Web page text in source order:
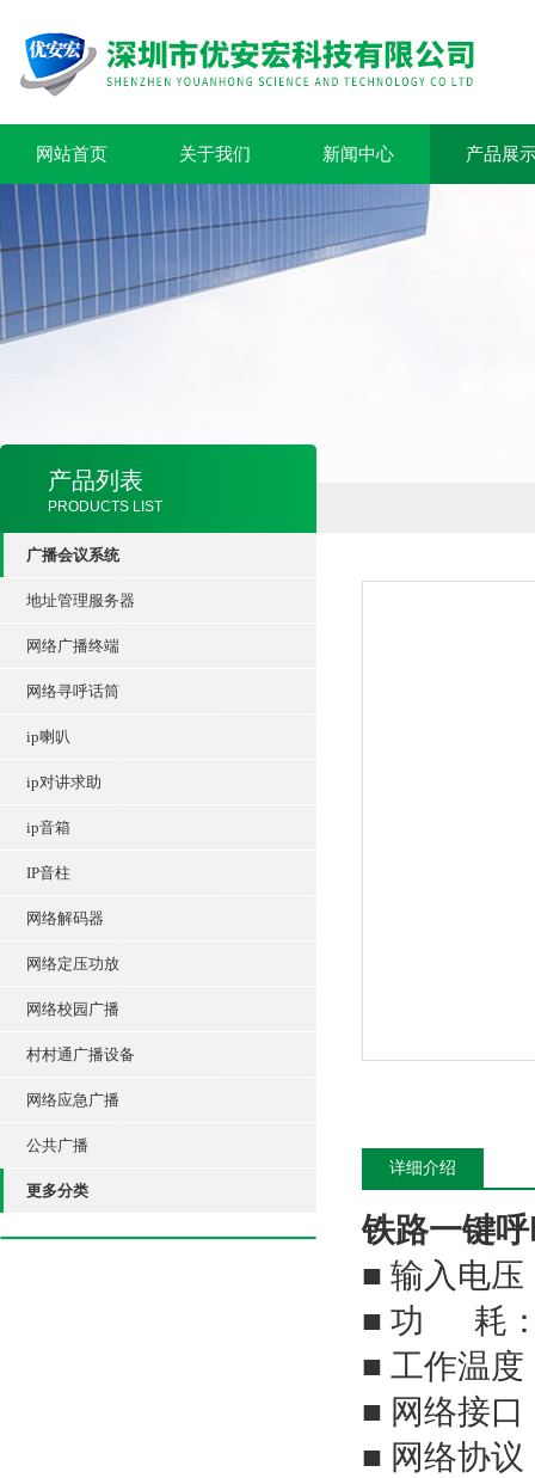
网站首页 关于我们 新闻中心 产品展
产品列表
PRODUCTS LIST
广播会议系统
地址管理服务器
网络广播终端
网络寻呼话筒
ip喇叭
ip对讲求助
ip音箱
IP音柱
网络解码器
网络定压功放
网络校园广播
村村通广播设备
网络应急广播
公共广播
更多分类
详细介绍
铁路一键
■ 输入电
■ 功 耗：
■ 工作温
■ 网络接口
■ 网络协议